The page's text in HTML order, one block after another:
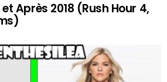
Après 2018 (Rush Hour 4,